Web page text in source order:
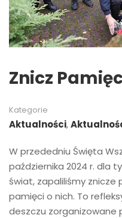
Znicz
Kategorie
Aktualności,
W przededniu Święta
października 2024 r. dla
świat, zapaliliśmy znicze
pamięci o nich. To
deszczu zorganizowane